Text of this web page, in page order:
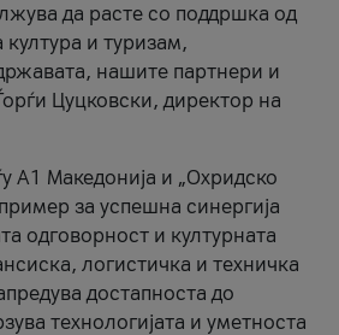
да расте со поддршка од
и туризам,
нашите партнери и
Цуцковски, директор на
A1 Македонија и „Охридско
за успешна синергија
одговорност и културната
логистичка и техничка
достапноста до
технологијата и уметноста